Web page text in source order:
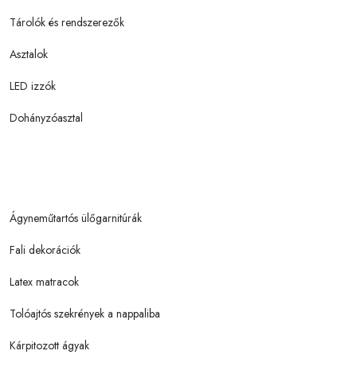
Tárolók és rendszerezők
Asztalok
LED izzók
Dohányzóasztal
Ágyneműtartós ülőgarnitúrák
Fali dekorációk
Latex matracok
Tolóajtós szekrények a nappaliba
Kárpitozott ágyak